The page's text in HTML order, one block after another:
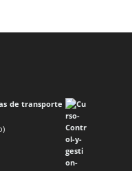
de transporte